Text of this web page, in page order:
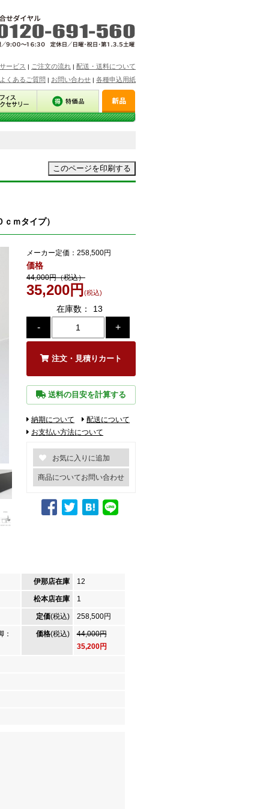
ービス | ご注文の流れ | 配送・送料について
よくあるご質問 | お問い合わせ | 各種申込用紙
ｍタイプ）
メーカー定価： 258,500円
価格
44,000円（税込）
35,200円 (税込)
在庫数： 13
注文・見積りカート
送料の目安を計算する
納期について
配送について
お支払い方法について
商品についてお問い合わせ
伊那店在庫 12
松本店在庫 1
定価(税込) 258,500円
価格(税込)
44,000円
35,200円